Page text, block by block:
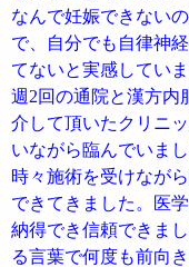
なんで妊娠できない
で、自分でも自律神
てないと実感していま
週2回の通院と漢方内
介して頂いたクリニ
いながら臨んでいまし
時々施術を受けなが
できてきました。医
納得でき信頼できま
る言葉で何度も前向